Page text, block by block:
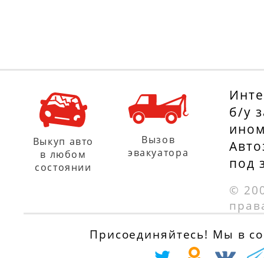
б/у
под
©
Выкуп авто
в любом
состоянии
Вызов
эвакуатора
Присоединяйтесь! Мы в